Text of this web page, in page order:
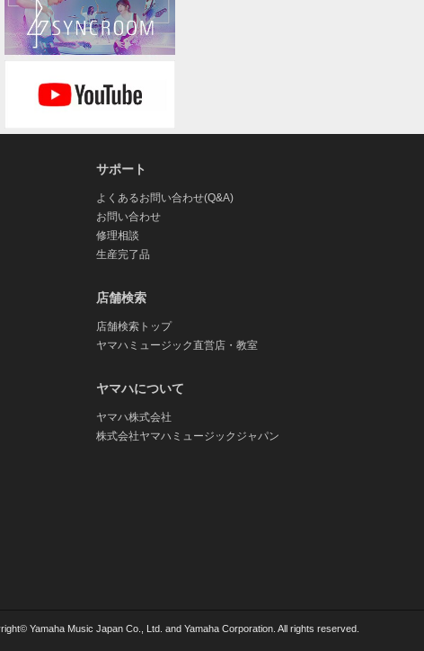
サポート
よくあるお問い合わせ(Q&A)
お問い合わせ
修理相談
生産完了品
店舗検索
店舗検索トップ
ヤマハミュージック直営店・教室
ヤマハについて
ヤマハ株式会社
株式会社ヤマハミュージックジャパン
Yamaha Music Japan Co., Ltd. and Yamaha Corporation. All rights reserved.